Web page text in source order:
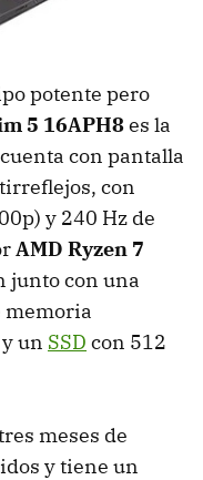
potente pero
5 16APH8es la
con pantalla
con
y 240 Hz de
AMD Ryzen 7
junto con una
memoria
un SSD con 512
meses de
y tiene un